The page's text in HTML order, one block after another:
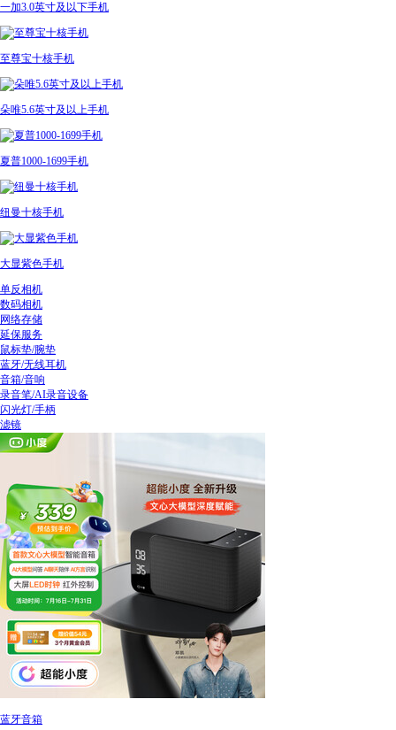
一加3.0英寸及以下手机
至尊宝十核手机
朵唯5.6英寸及以上手机
夏普1000-1699手机
纽曼十核手机
大显紫色手机
单反相机
数码相机
网络存储
延保服务
鼠标垫/腕垫
蓝牙/无线耳机
音箱/音响
录音笔/AI录音设备
闪光灯/手柄
滤镜
蓝牙音箱